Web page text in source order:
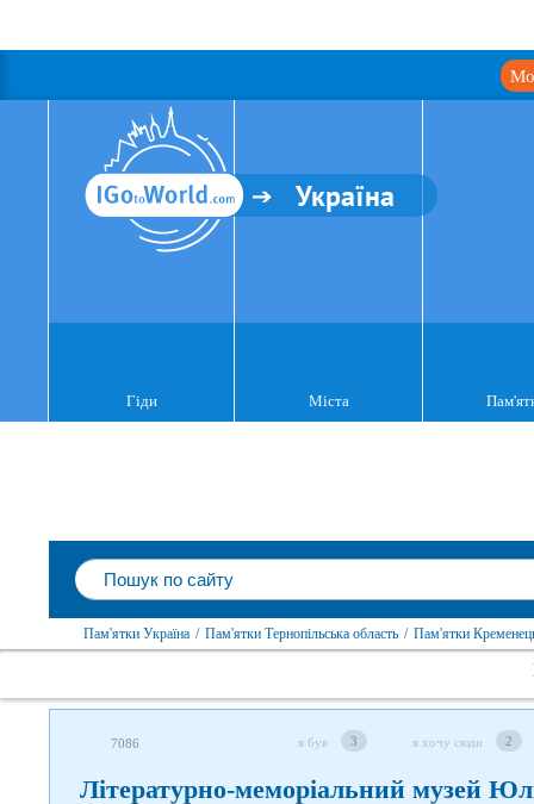
Україна
Гіди Міста
Пам'ятки Україна / Пам'ятки Тернопільська область / Пам'ятки
7086 я був 3 я хочу сюди 2
Літературно-меморіальний музей